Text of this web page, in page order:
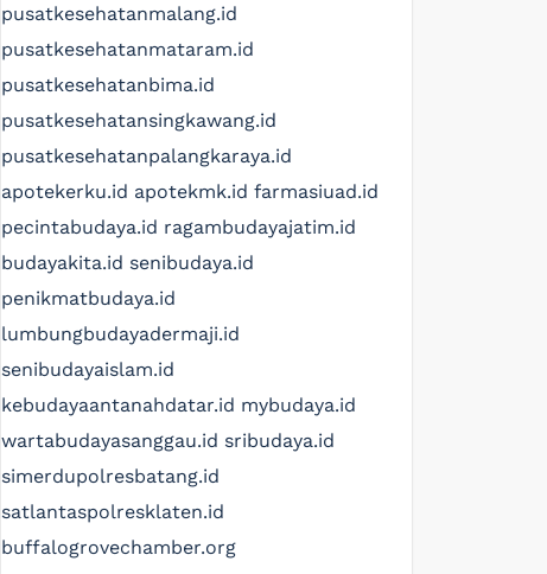
pusatkesehatanmalang.id
pusatkesehatanmataram.id
pusatkesehatanbima.id
pusatkesehatansingkawang.id
pusatkesehatanpalangkaraya.id
apotekerku.id apotekmk.id farmasiuad.id
pecintabudaya.id ragambudayajatim.id
budayakita.id senibudaya.id
penikmatbudaya.id
lumbungbudayadermaji.id
senibudayaislam.id
kebudayaantanahdatar.id mybudaya.id
wartabudayasanggau.id sribudaya.id
simerdupolresbatang.id
satlantaspolresklaten.id
buffalogrovechamber.org